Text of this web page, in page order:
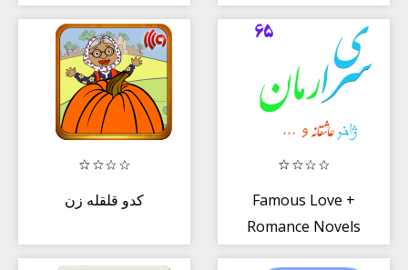
کدو قلقله زن
Famous Love +
Romance Novels